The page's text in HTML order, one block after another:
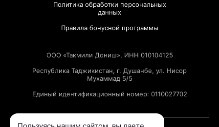
Политика обработки персональных
данных
Правила бонусной программы
ООО «Такмили Дониш», ИНН 010104125
Республика Таджикистан, г. Душанбе, ул. Нисор
Мухаммад 5/5
Единый идентификационный номер: 0110027702